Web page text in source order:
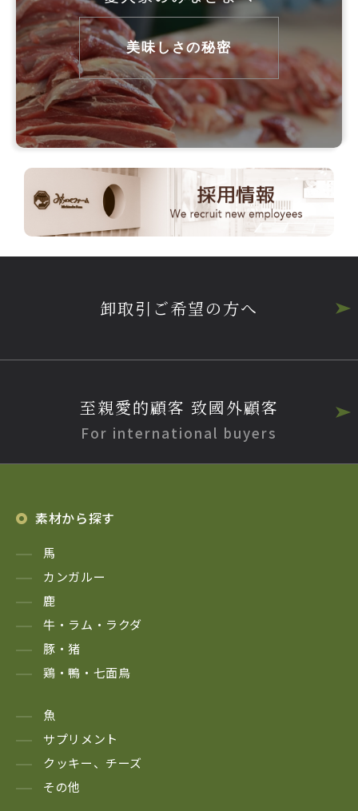
美味しさの秘密
卸取引ご希望の方へ
至親愛的顧客 致國外顧客
For international buyers
素材から探す
馬
カンガルー
鹿
牛・ラム・ラクダ
豚・猪
鶏・鴨・七面鳥
魚
サプリメント
クッキー、チーズ
その他